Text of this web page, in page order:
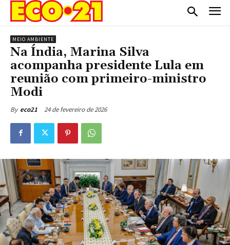
MEIO AMBIENTE
Na Índia, Marina Silva
acompanha presidente Lula em
reunião com primeiro-ministro
Modi
By eco21 24 de fevereiro de 2026